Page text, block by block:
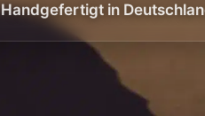
Handgefertigt in